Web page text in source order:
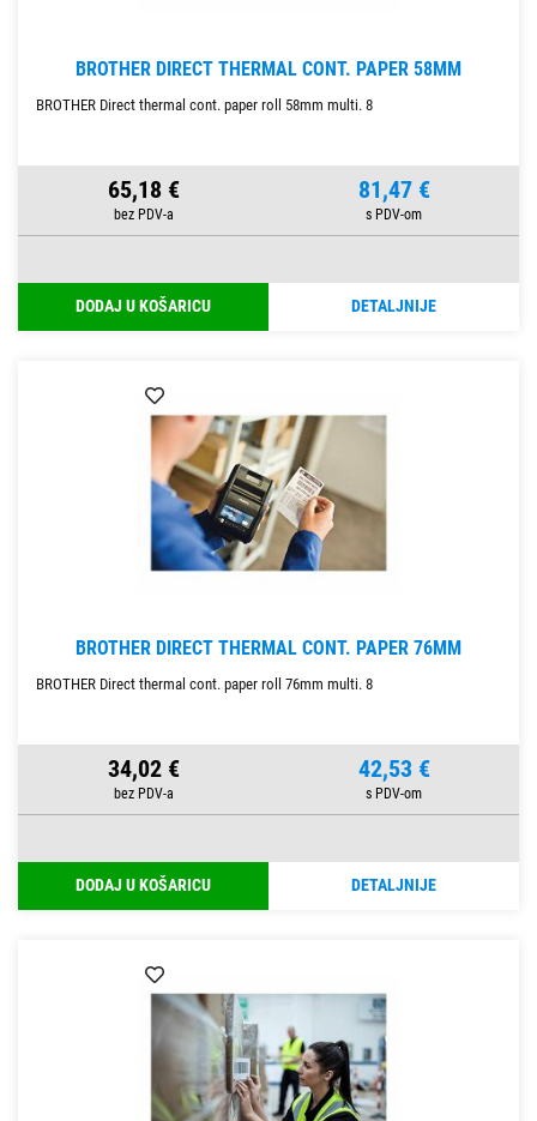
BROTHER DIRECT THERMAL CONT. PAPER 58MM
BROTHER Direct thermal cont. paper roll 58mm multi. 8
65,18 € 81,47 €
DODAJ U KOŠARICU DETALJNIJE
BROTHER DIRECT THERMAL CONT. PAPER 76MM
BROTHER Direct thermal cont. paper roll 76mm multi. 8
34,02 € 42,53 €
DODAJ U KOŠARICU DETALJNIJE